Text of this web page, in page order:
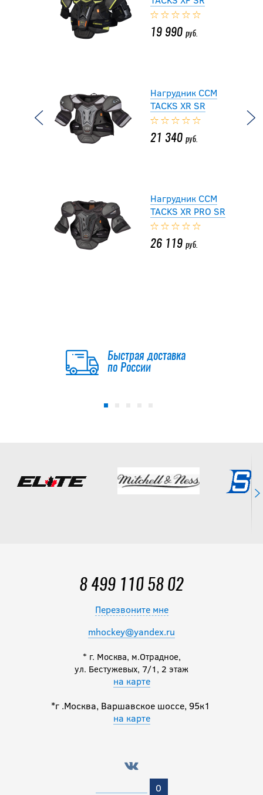
19 990 руб.
Нагрудник CCM
TACKS XR SR
21 340 руб.
Нагрудник CCM
TACKS XR PRO SR
26 119 руб.
20 816.50
Нагрудник CCM
TACKS XR SR
21 340руб.
TACKS XR PRO SR
Быстрая доставка
по России
8 499 110 58 02
Перезвоните мне
mhockey@yandex.ru
* г. Москва, м.Отрадное,
ул. Бестужевых, 7/1, 2 этаж
на карте
*г .Москва, Варшавское шоссе, 95к1
на карте
0